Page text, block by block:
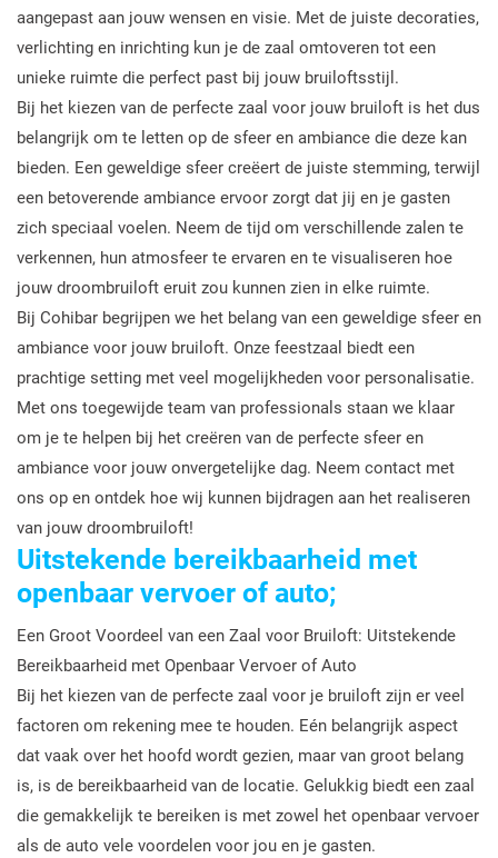
aangepast aan jouw wensen en visie. Met de juiste decoraties,
verlichting en inrichting kun je de zaal omtoveren tot een
unieke ruimte die perfect past bij jouw bruiloftsstijl.
Bij het kiezen van de perfecte zaal voor jouw bruiloft is het dus
belangrijk om te letten op de sfeer en ambiance die deze kan
bieden. Een geweldige sfeer creëert de juiste stemming, terwijl
een betoverende ambiance ervoor zorgt dat jij en je gasten
zich speciaal voelen. Neem de tijd om verschillende zalen te
verkennen, hun atmosfeer te ervaren en te visualiseren hoe
jouw droombruiloft eruit zou kunnen zien in elke ruimte.
Bij Cohibar begrijpen we het belang van een geweldige sfeer en
ambiance voor jouw bruiloft. Onze feestzaal biedt een
prachtige setting met veel mogelijkheden voor personalisatie.
Met ons toegewijde team van professionals staan we klaar
om je te helpen bij het creëren van de perfecte sfeer en
ambiance voor jouw onvergetelijke dag. Neem contact met
ons op en ontdek hoe wij kunnen bijdragen aan het realiseren
van jouw droombruiloft!
Uitstekende bereikbaarheid met
openbaar vervoer of auto;
Een Groot Voordeel van een Zaal voor Bruiloft: Uitstekende
Bereikbaarheid met Openbaar Vervoer of Auto
Bij het kiezen van de perfecte zaal voor je bruiloft zijn er veel
factoren om rekening mee te houden. Eén belangrijk aspect
dat vaak over het hoofd wordt gezien, maar van groot belang
is, is de bereikbaarheid van de locatie. Gelukkig biedt een zaal
die gemakkelijk te bereiken is met zowel het openbaar vervoer
als de auto vele voordelen voor jou en je gasten.